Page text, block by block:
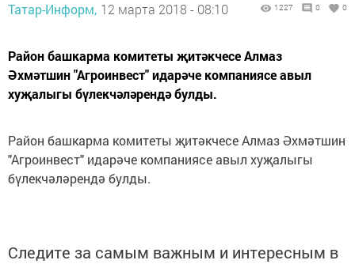
Татар-Информ, 12 марта 2018 - 08:10 1227 0 0
Район башкарма комитеты җитәкчесе Алмаз
Әхмәтшин "Агроинвест" идарәче компаниясе авыл
хуҗалыгы бүлекчәләрендә булды.
Район башкарма комитеты җитәкчесе Алмаз Әхмәтшин
"Агроинвест" идарәче компаниясе авыл хуҗалыгы
бүлекчәләрендә булды.
Следите за самым важным и интересным в